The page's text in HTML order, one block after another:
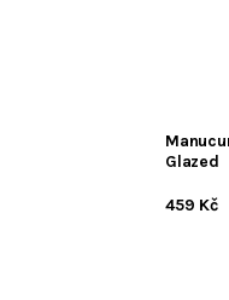
Glazed
459 Kč